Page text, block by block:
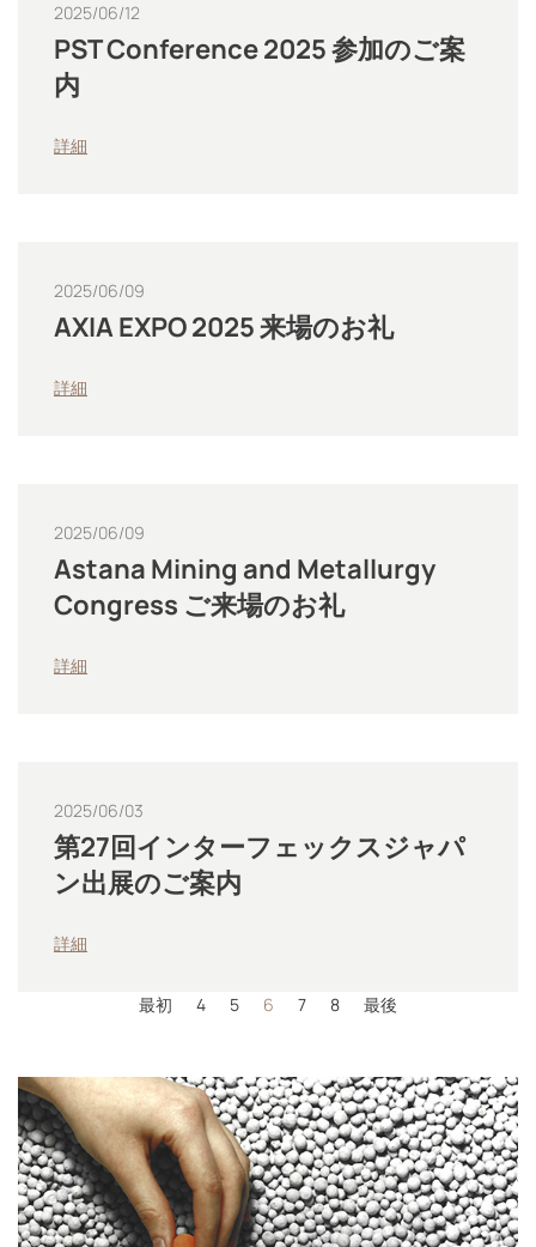
2025/06/12
PST Conference 2025 参加のご案
内
詳細
2025/06/09
AXIA EXPO 2025 来場のお礼
詳細
2025/06/09
Astana Mining and Metallurgy
Congress ご来場のお礼
詳細
2025/06/03
第27回インターフェックスジャパ
ン出展のご案内
詳細
最初 4 5 6 7 8 最後